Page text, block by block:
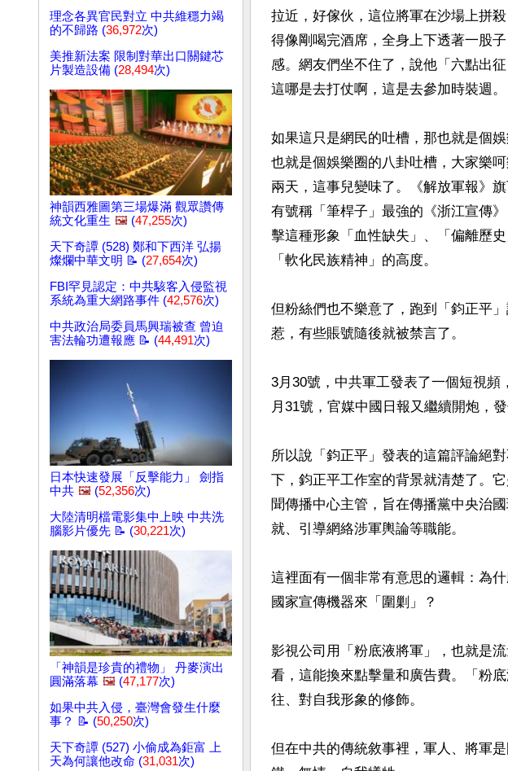
理念各異官民對立 中共維穩力竭
的不歸路 (36,972次)
美推新法案 限制對華出口關鍵芯
片製造設備 (28,494次)
神韻西雅圖第三場爆滿 觀眾讚傳
統文化重生 🖼️ (47,255次)
天下奇譚 (528) 鄭和下西洋 弘揚
燦爛中華文明 📝 (27,654次)
FBI罕見認定：中共駭客入侵監視
系統為重大網路事件 (42,576次)
中共政治局委員馬興瑞被查 曾迫
害法輪功遭報應 📝 (44,491次)
日本快速發展「反擊能力」 劍指
中共 🖼️ (52,356次)
大陸清明檔電影集中上映 中共洗
腦影片優先 📝 (30,221次)
「神韻是珍貴的禮物」 丹麥演出
圓滿落幕 🖼️ (47,177次)
如果中共入侵，臺灣會發生什麼
事？ 📝 (50,250次)
天下奇譚 (527) 小偷成為鉅富 上
天為何讓他改命 (31,031次)
拉近，好傢伙，這位將軍在沙場上拼
得像剛喝完酒席，全身上下透著一股
感。網友們坐不住了，說他「六點出征
這哪是去打仗啊，這是去參加時裝週。
如果這只是網民的吐槽，那也就是個
也就是個娛樂圈的八卦吐槽，大家樂
兩天，這事兒變味了。《解放軍報》
有號稱「筆桿子」最強的《浙江宣傳
擊這種形象「血性缺失」、「偏離歷
「軟化民族精神」的高度。
但粉絲們也不樂意了，跑到「鈞正平
惹，有些賬號隨後就被禁言了。
3月30號，中共軍工發表了一個短視
月31號，官媒中國日報又繼續開炮，
所以說「鈞正平」發表的這篇評論絕
下，鈞正平工作室的背景就清楚了。
聞傳播中心主管，旨在傳播黨中央治
就、引導網絡涉軍輿論等職能。
這裡面有一個非常有意思的邏輯：為
國家宣傳機器來「圍剿」？
影視公司用「粉底液將軍」，也就是
看，這能換來點擊量和廣告費。「粉
往、對自我形象的修飾。
但在中共的傳統敘事裡，軍人、將軍